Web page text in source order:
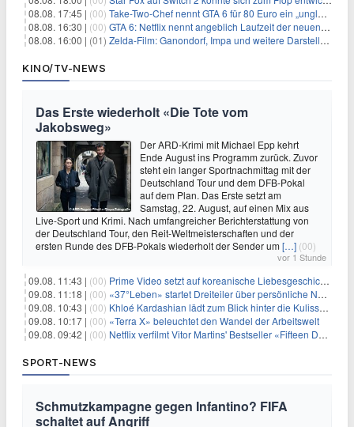
08.08. 17:45 | (00) Take-Two-Chef nennt GTA 6 für 80 Euro ein „unglaubliches Schnäppchen“
08.08. 16:30 | (00) GTA 6: Netflix nennt angeblich Laufzeit der neuen Gameplay-Präsentation
08.08. 16:00 | (01) Zelda-Film: Ganondorf, Impa und weitere Darsteller sollen feststehen
KINO/TV-NEWS
Das Erste wiederholt «Die Tote vom
Jakobsweg»
Der ARD-Krimi mit Michael Epp kehrt
Ende August ins Programm zurück. Zuvor
steht ein langer Sportnachmittag mit der
Deutschland Tour und dem DFB-Pokal
auf dem Plan. Das Erste setzt am
Samstag, 22. August, auf einen Mix aus
Live-Sport und Krimi. Nach umfangreicher Berichterstattung von
der Deutschland Tour, den Reit-Weltmeisterschaften und der
ersten Runde des DFB-Pokals wiederholt der Sender um[…] (00)
vor 1 Stunde
09.08. 11:43 | (00) Prime Video setzt auf koreanische Liebesgeschichte
09.08. 11:18 | (00) «37°Leben» startet Dreiteiler über persönliche Neuanfänge
09.08. 10:43 | (00) Khloé Kardashian lädt zum Blick hinter die Kulissen ihres Freundeskreises
09.08. 10:17 | (00) «Terra X» beleuchtet den Wandel der Arbeitswelt
09.08. 09:42 | (00) Netflix verfilmt Vitor Martins' Bestseller «Fifteen Days»
SPORT-NEWS
Schmutzkampagne gegen Infantino? FIFA
schaltet auf Angriff